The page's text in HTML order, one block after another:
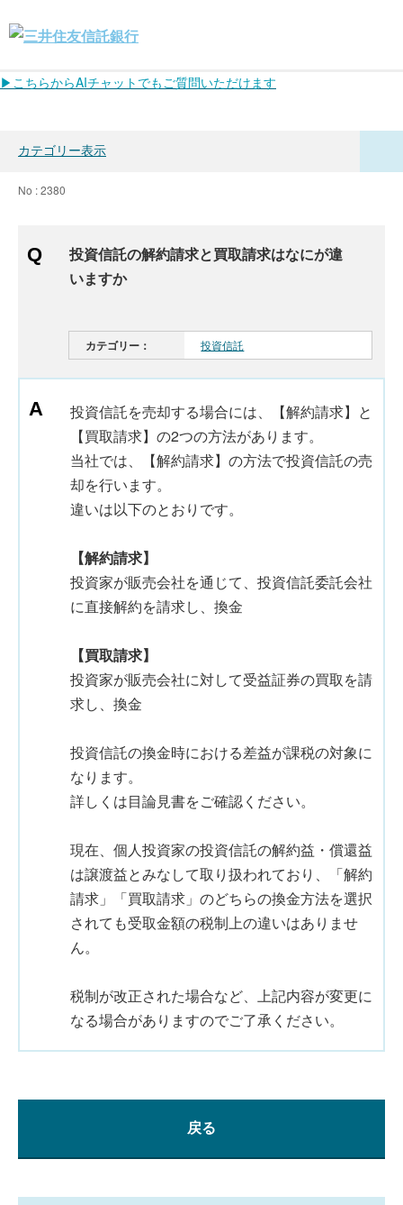
▶こちらからAIチャットでもご質問いただけます
カテゴリー表示
No : 2380
投資信託の解約請求と買取請求はなにが違
いますか
カテゴリー： 投資信託
投資信託を売却する場合には、【解約請求】と
【買取請求】の2つの方法があります。
当社では、【解約請求】の方法で投資信託の売
却を行います。
違いは以下のとおりです。
【解約請求】
投資家が販売会社を通じて、投資信託委託会社
に直接解約を請求し、換金
【買取請求】
投資家が販売会社に対して受益証券の買取を請
求し、換金
投資信託の換金時における差益が課税の対象に
なります。
詳しくは目論見書をご確認ください。
現在、個人投資家の投資信託の解約益・償還益
は譲渡益とみなして取り扱われており、「解約
請求」「買取請求」のどちらの換金方法を選択
されても受取金額の税制上の違いはありませ
ん。
税制が改正された場合など、上記内容が変更に
なる場合がありますのでご了承ください。
戻る